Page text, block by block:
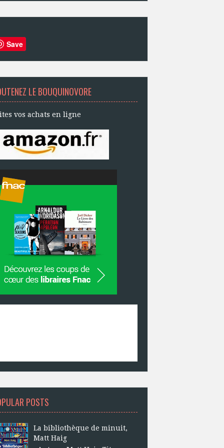
Save
LE BOUQUINOVORE
vos achats en ligne
POSTS
La bibliothèque de minuit,
Matt Haig